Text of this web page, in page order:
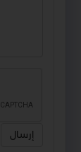
إرسال